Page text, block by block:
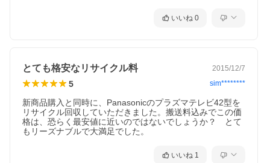
いいね 0
とても格安なリサイクル料 2015/12/7
5 sim********
新商品購入と同時に、Panasonicのプラズマテレビ42型を
リサイクル回収していただきました。搬送料込みでこの価
格は、恐らく最安値に近いのではないでしょうか？　とて
もリーズナブルで大満足でした。
いいね 1